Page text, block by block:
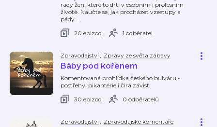
rady žen, které to drtí v osobním i profesním
životě. Naučte se, jak procházet vzestupy a
pády …
20 epizod
1 odběratel
Zpravodajství, Zprávy ze světa zábavy
Báby pod kořenem
Komentovaná prohlídka českého bulváru -
postřehy, pikantérie i čirá závist
30 epizod
0 odběratelů
Zpravodajství, Zpravodajské komentáře